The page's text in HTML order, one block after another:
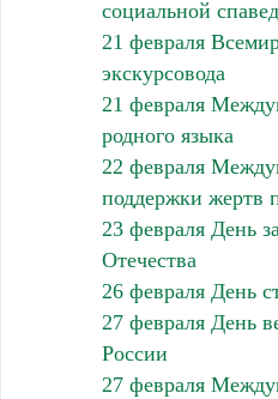
социальной
21 февраля
экскурсовода
21 февраля
родного языка
22 февраля
поддержки жертв
23 февраля День
Отечества
26 февраля День
27 февраля День
России
27 февраля